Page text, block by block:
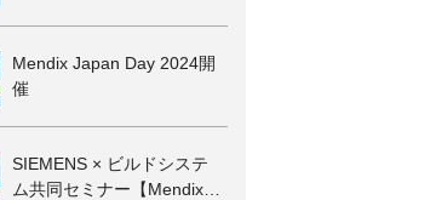
Mendix Japan Day 2024開
催
SIEMENS × ビルドシステ
ム共同セミナー【Mendix技